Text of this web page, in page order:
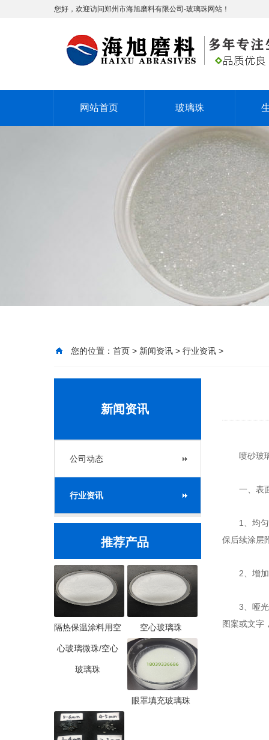
您好，欢迎访问郑州市海旭磨料有限公司-玻璃珠网站！
网站首页 玻璃珠
您的位置： 首页 > 新闻资讯 > 行业资讯 >
新闻资讯
公司动态
行业资讯
推荐产品
隔热保温涂料用空
心玻璃微珠/空心
玻璃珠
空心玻璃珠
眼罩填充玻璃珠
喷砂玻璃
一、表面
1、均匀喷
保后续涂层
2、增加粗
3、哑光
图案或文字